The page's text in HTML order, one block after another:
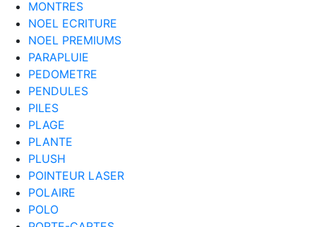
MONTRES
NOEL ECRITURE
NOEL PREMIUMS
PARAPLUIE
PEDOMETRE
PENDULES
PILES
PLAGE
PLANTE
PLUSH
POINTEUR LASER
POLAIRE
POLO